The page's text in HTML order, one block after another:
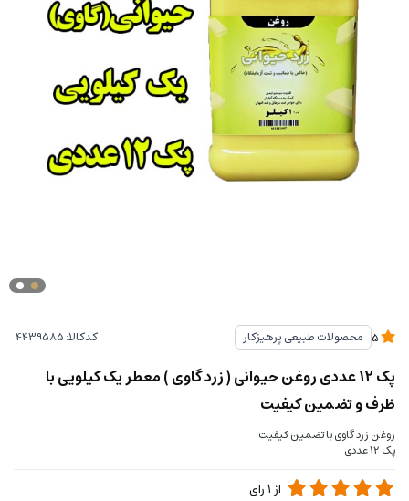
محصولات طبیعی پرهیزکار کدکالا:
پک 12 عددی روغن حیوانی (‌‌ زرد گاوی ) معطر یک کیلویی با
ظرف و تضمین کیفیت
روغن زرد گاوی با تضمین کیفیت
پک 12 عددی
از 1رای